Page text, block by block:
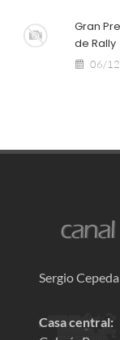
Gran
de Rally
06/
Sergio
Casa central: